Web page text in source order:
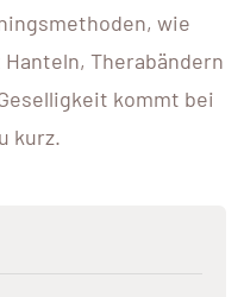
wie
Therabändern
kommt bei
kurz.